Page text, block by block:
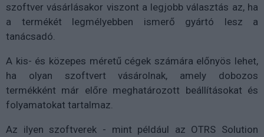
szoftver vásárlásakor viszont a legjobb választás az, ha
a termékét legmélyebben ismerő gyártó lesz a
tanácsadó.
A kis- és közepes méretű cégek számára előnyös lehet,
ha olyan szoftvert vásárolnak, amely dobozos
termékként már előre meghatározott beállításokat és
folyamatokat tartalmaz.
Az ilyen szoftverek - mint például az OTRS Solution